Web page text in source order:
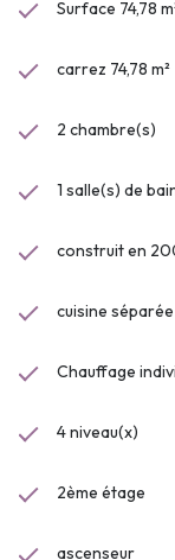
Surface 74,78
carrez 74,78 m²
2 chambre(s)
1 salle(s) de
construit en
cuisine
Chauffage
4 niveau(x)
2ème étage
ascenseur